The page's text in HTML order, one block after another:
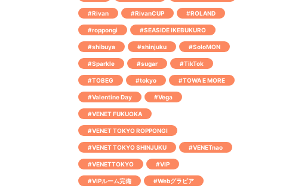
#Rivan #RivanCUP #ROLAND
#roppongi #SEASIDE IKEBUKURO
#shibuya #shinjuku #SoloMON
#Sparkle #sugar #TikTok
#TOBEG #tokyo #TOWA E MORE
#Valentine Day #Vega
#VENET FUKUOKA
#VENET TOKYO ROPPONGI
#VENET TOKYO SHINJUKU #VENETnao
#VENETTOKYO #VIP
#VIPルーム完備 #Webグラビア